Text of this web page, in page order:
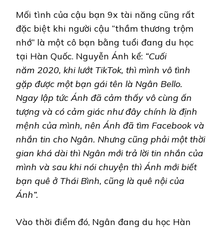
Mối tình của cậu bạn 9x tài năng cũng rất
đặc biệt khi người cậu “thầm thương trộm
nhớ” là một cô bạn bằng tuổi đang du học
tại Hàn Quốc. Nguyễn Ánh kể: “Cuối
năm 2020, khi lướt TikTok, thì mình vô tình
gặp được một bạn gái tên là Ngân Bello.
Ngay lập tức Ánh đã cảm thấy vô cùng ấn
tượng và có cảm giác như đây chính là định
mệnh của mình, nên Ánh đã tìm Facebook và
nhắn tin cho Ngân. Nhưng cũng phải một thời
gian khá dài thì Ngân mới trả lời tin nhắn của
mình và sau khi nói chuyện thì Ánh mới biết
bạn quê ở Thái Bình, cũng là quê nội của
Ánh”.
Vào thời điểm đó, Ngân đang du học Hàn